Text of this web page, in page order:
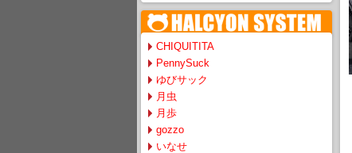
CHIQUITITA
PennySuck
ゆびサック
月虫
月歩
gozzo
いなせ